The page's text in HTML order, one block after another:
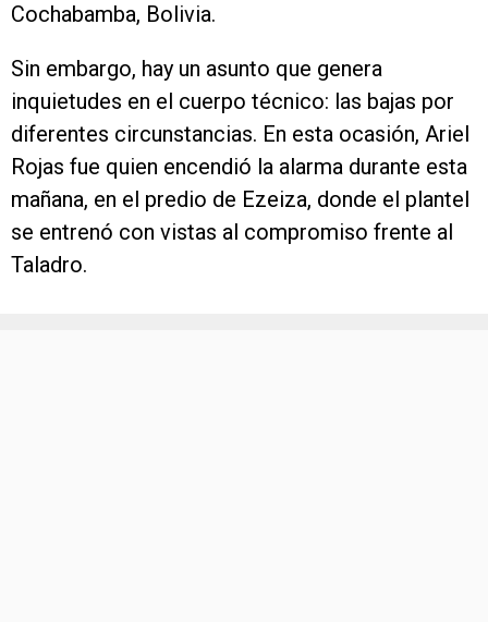
Cochabamba, Bolivia.
Sin embargo, hay un asunto que genera
inquietudes en el cuerpo técnico: las bajas por
diferentes circunstancias. En esta ocasión, Ariel
Rojas fue quien encendió la alarma durante esta
mañana, en el predio de Ezeiza, donde el plantel
se entrenó con vistas al compromiso frente al
Taladro.